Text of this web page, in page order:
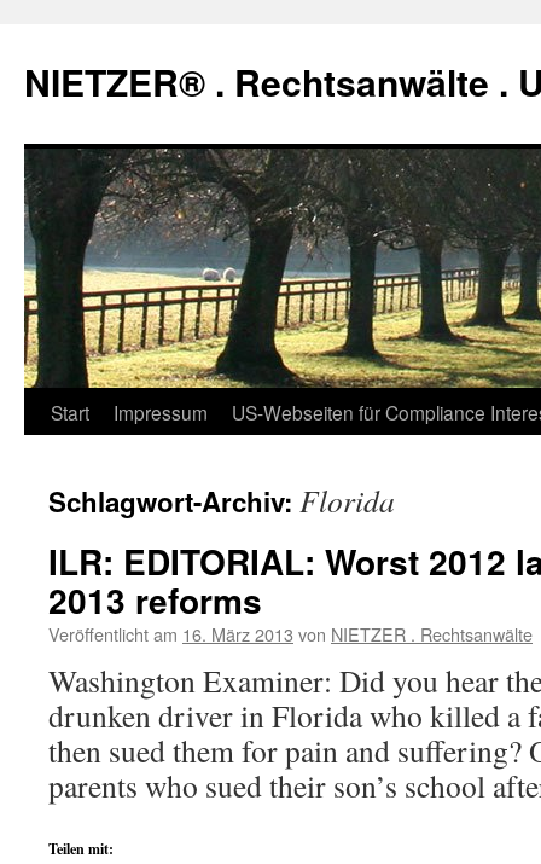
springen
NIETZER® . Rechtsanwälte .
Start Impressum US-Webseiten für Compliance
Schlagwort-Archiv: Florida
ILR: EDITORIAL: Worst 2012
2013 reforms
Veröffentlicht am 16. März 2013 von NIETZER . Rechtsanwälte
Washington Examiner: Did you hear
drunken driver in Florida who killed a
then sued them for pain and suffering?
parents who sued their son’s school
Teilen mit: